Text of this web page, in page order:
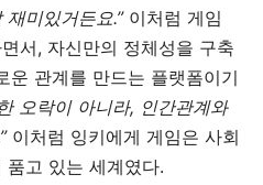
미있거든요.” 이처럼 게임
서, 자신만의 정체성을 구축
운 관계를 만드는 플랫폼이기
오락이 아니라, 인간관계와
이처럼 잉키에게 게임은 사회
고 있는 세계였다.